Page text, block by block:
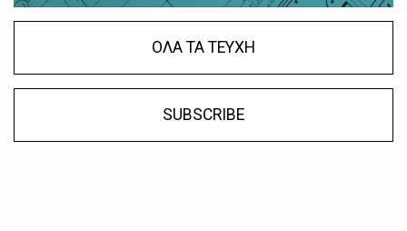
ΟΛΑ ΤΑ ΤΕΥΧΗ
SUBSCRIBE